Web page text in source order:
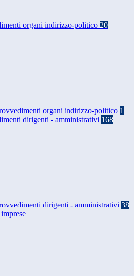
organi indirizzo-politico 20
organi indirizzo-politico 1
dirigenti - amministrativi 168
dirigenti - amministrativi 38